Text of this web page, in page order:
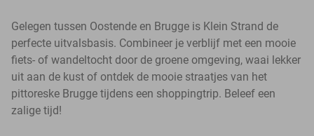
Gelegen tussen Oostende en Brugge is Klein Strand de
perfecte uitvalsbasis. Combineer je verblijf met een mooie
fiets- of wandeltocht door de groene omgeving, waai lekker
uit aan de kust of ontdek de mooie straatjes van het
pittoreske Brugge tijdens een shoppingtrip. Beleef een
zalige tijd!